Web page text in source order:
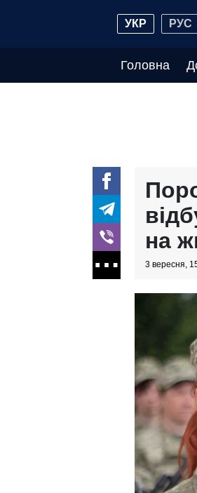
УКР РУС
Головна
на
3 вересня,